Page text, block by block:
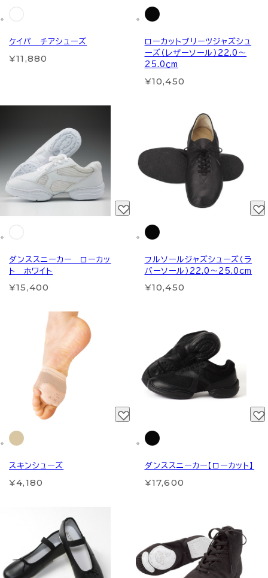
ケイパ チアシューズ
¥11,880
ローカットプリーツジャズシュ
ーズ（レザーソール）22.0～
25.0ｃm
¥10,450
ダンススニーカー ローカッ
ト ホワイト
¥15,400
フルソールジャズシューズ（ラ
バーソール）22.0～25.0cm
¥10,450
スキンシューズ
¥4,180
ダンススニーカー【ローカット】
¥17,600